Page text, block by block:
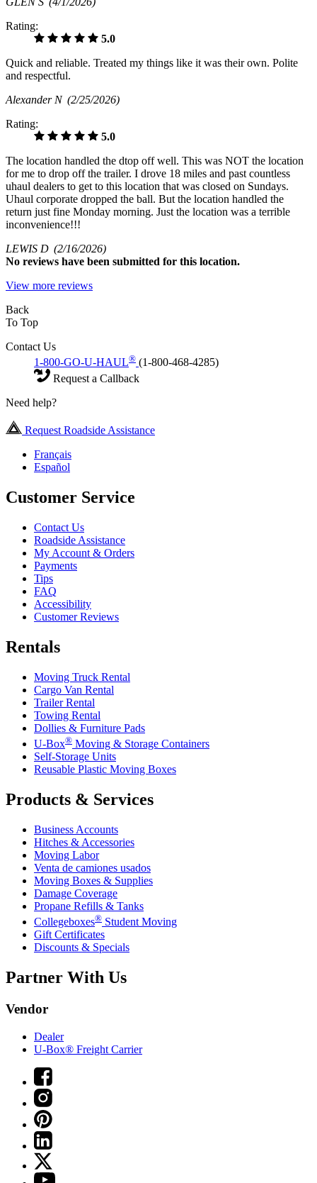
Rating:
5.0
Quick and reliable. Treated my things like it was their own. Polite
and respectful.
Alexander N (2/25/2026)
Rating:
5.0
The location handled the dtop off well. This was NOT the location
for me to drop off the trailer. I drove 18 miles and past countless
uhaul dealers to get to this location that was closed on Sundays.
Uhaul corporate dropped the ball. But the location handled the
return just fine Monday morning. Just the location was a terrible
inconvenience!!!
LEWIS D (2/16/2026)
No reviews have been submitted for this location.
View more reviews
Back
To Top
Contact Us
1-800-GO-U-HAUL® (1-800-468-4285)
Request a Callback
Need help?
Request Roadside Assistance
Français
Español
Customer Service
Contact Us
Roadside Assistance
My Account & Orders
Payments
Tips
FAQ
Accessibility
Customer Reviews
Rentals
Moving Truck Rental
Cargo Van Rental
Trailer Rental
Towing Rental
Dollies & Furniture Pads
U-Box® Moving & Storage Containers
Self-Storage Units
Reusable Plastic Moving Boxes
Products & Services
Business Accounts
Hitches & Accessories
Moving Labor
Venta de camiones usados
Moving Boxes & Supplies
Damage Coverage
Propane Refills & Tanks
Collegeboxes® Student Moving
Gift Certificates
Discounts & Specials
Partner With Us
Vendor
Dealer
U-Box® Freight Carrier